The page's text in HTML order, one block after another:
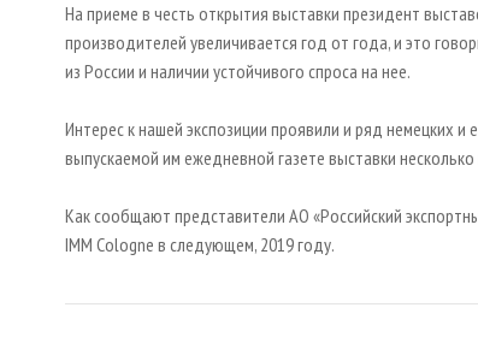
На приеме в честь открытия выставки президент
производителей увеличивается год от года, и это
из России и наличии устойчивого спроса на нее.
Интерес к нашей экспозиции проявили и ряд немецких
выпускаемой им ежедневной газете выставки
Как сообщают представители АО «Российский
IMM Cologne в следующем, 2019 году.